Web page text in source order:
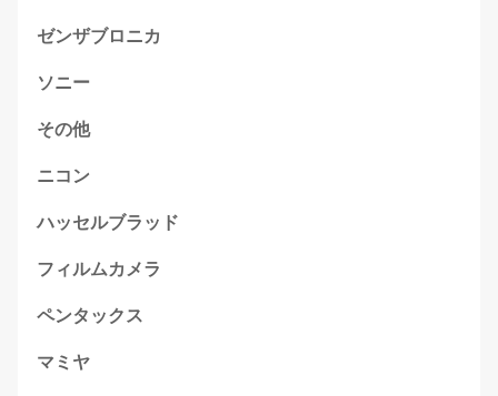
ゼンザブロニカ
ソニー
その他
ニコン
ハッセルブラッド
フィルムカメラ
ペンタックス
マミヤ